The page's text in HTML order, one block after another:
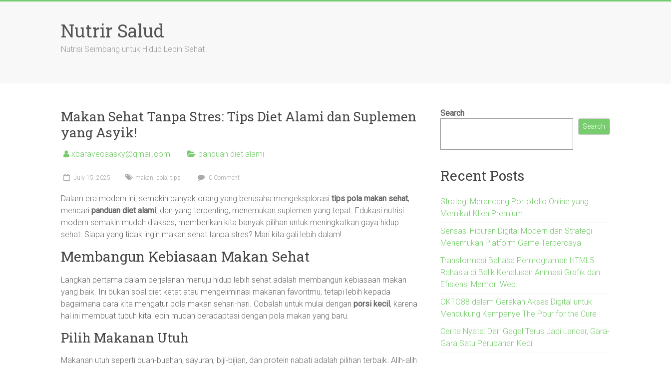
Nutrir Salud
Nutrisi Seimbang untuk Hidup Lebih Sehat
Makan Sehat Tanpa Stres: Tips Diet Alami dan Suplemen
yang Asyik!
xbaravecaasky@gmail.com panduan diet alami
July 15, 2025 makan, pola, tips 0 Comment
Dalam era modern ini, semakin banyak orang yang berusaha mengeksplorasi tips pola makan sehat,
mencari panduan diet alami, dan yang terpenting, menemukan suplemen yang tepat. Edukasi nutrisi
modern semakin mudah diakses, memberikan kita banyak pilihan untuk meningkatkan gaya hidup
sehat. Siapa yang tidak ingin makan sehat tanpa stres? Mari kita gali lebih dalam!
Membangun Kebiasaan Makan Sehat
Langkah pertama dalam perjalanan menuju hidup lebih sehat adalah membangun kebiasaan makan
yang baik. Ini bukan soal diet ketat atau mengeliminasi makanan favoritmu, tetapi lebih kepada
bagaimana cara kita mengatur pola makan sehari-hari. Cobalah untuk mulai dengan porsi kecil, karena
hal ini membuat tubuh kita lebih mudah beradaptasi dengan pola makan yang baru.
Pilih Makanan Utuh
Makanan utuh seperti buah-buahan, sayuran, biji-bijian, dan protein nabati adalah pilihan terbaik. Alih-alih
Search
Search
Recent Posts
Strategi Merancang Portofolio Online yang
Memikat Klien Premium
Sensasi Hiburan Digital Modern dan Strategi
Menemukan Platform Game Terpercaya
Transformasi Bahasa Pemrograman HTML5:
Rahasia di Balik Kehalusan Animasi Grafik dan
Efisiensi Memori Web
OKTO88 dalam Gerakan Akses Digital untuk
Mendukung Kampanye The Pour for the Cure
Cerita Nyata: Dari Gagal Terus Jadi Lancar, Gara-
Gara Satu Perubahan Kecil